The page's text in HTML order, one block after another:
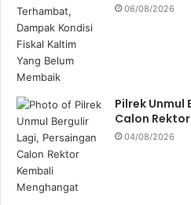
06/08/2026
Pilrek Unmul
Calon
04/08/2026